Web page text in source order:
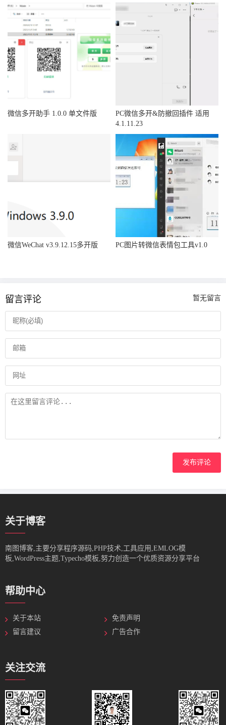
微信多开助手 1.0.0 单文件版
PC微信多开&防撤回插件 适用
4.1.11.23
微信WeChat v3.9.12.15多开版 PC图片转微信表情包工具v1.0
留言评论 暂无留言
发布评论
关于博客
南图博客,主要分享程序源码,PHP技术,工具应用,EMLOG模
板,WordPress主题,Typecho模板,努力创造一个优质资源分享平台
帮助中心
关于本站
免责声明
留言建议
广告合作
关注交流